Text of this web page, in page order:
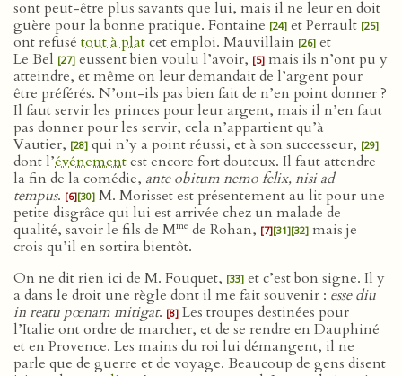
sont peut-être plus savants que lui, mais il ne leur en doit
guère pour la bonne pratique. Fontaine [24] et Perrault [25]
ont refusé tout à platcet emploi. Mauvillain [26] et
Le Bel [27] eussent bien voulu l’avoir, [5] mais ils n’ont pu y
atteindre, et même on leur demandait de l’argent pour
être préférés. N’ont-ils pas bien fait de n’en point donner ?
Il faut servir les princes pour leur argent, mais il n’en faut
pas donner pour les servir, cela n’appartient qu’à
Vautier, [28] qui n’y a point réussi, et à son successeur, [29]
dont l’événementest encore fort douteux. Il faut attendre
la fin de la comédie, ante obitum nemo felix, nisi ad
tempus. [6][30] M. Morisset est présentement au lit pour une
petite disgrâce qui lui est arrivée chez un malade de
qualité, savoir le fils de Mme de Rohan, [7][31][32] mais je
crois qu’il en sortira bientôt.
On ne dit rien ici de M. Fouquet, [33] et c’est bon signe. Il y
a dans le droit une règle dont il me fait souvenir : esse diu
in reatu pœnam mitigat. [8] Les troupes destinées pour
l’Italie ont ordre de marcher, et de se rendre en Dauphiné
et en Provence. Les mains du roi lui démangent, il ne
parle que de guerre et de voyage. Beaucoup de gens disent